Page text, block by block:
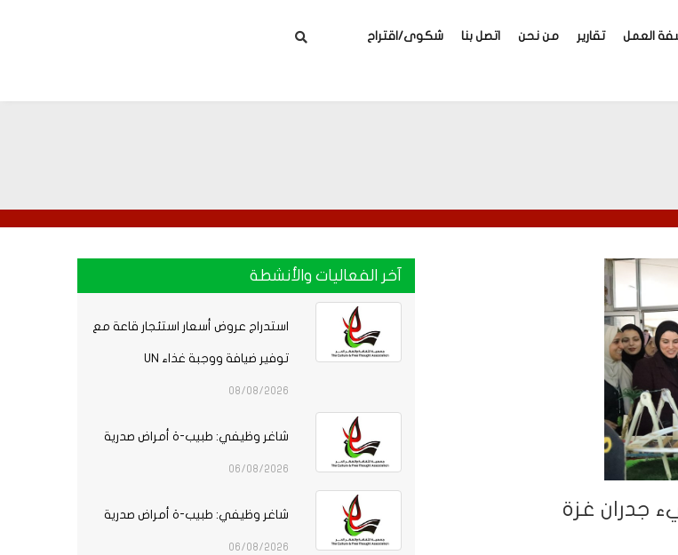
العمل تقارير من نحن اتصل بنا شكوى/اقتراح
جدران غزة
آخر الفعاليات والأنشطة
استدراج عروض أسعار استئجار قاعة مع
توفير ضيافة ووجبة غذاء UN
08/08/2026
شاغر وظيفي: طبيب-ة أمراض صدرية
06/08/2026
شاغر وظيفي: طبيب-ة أمراض صدرية
06/08/2026